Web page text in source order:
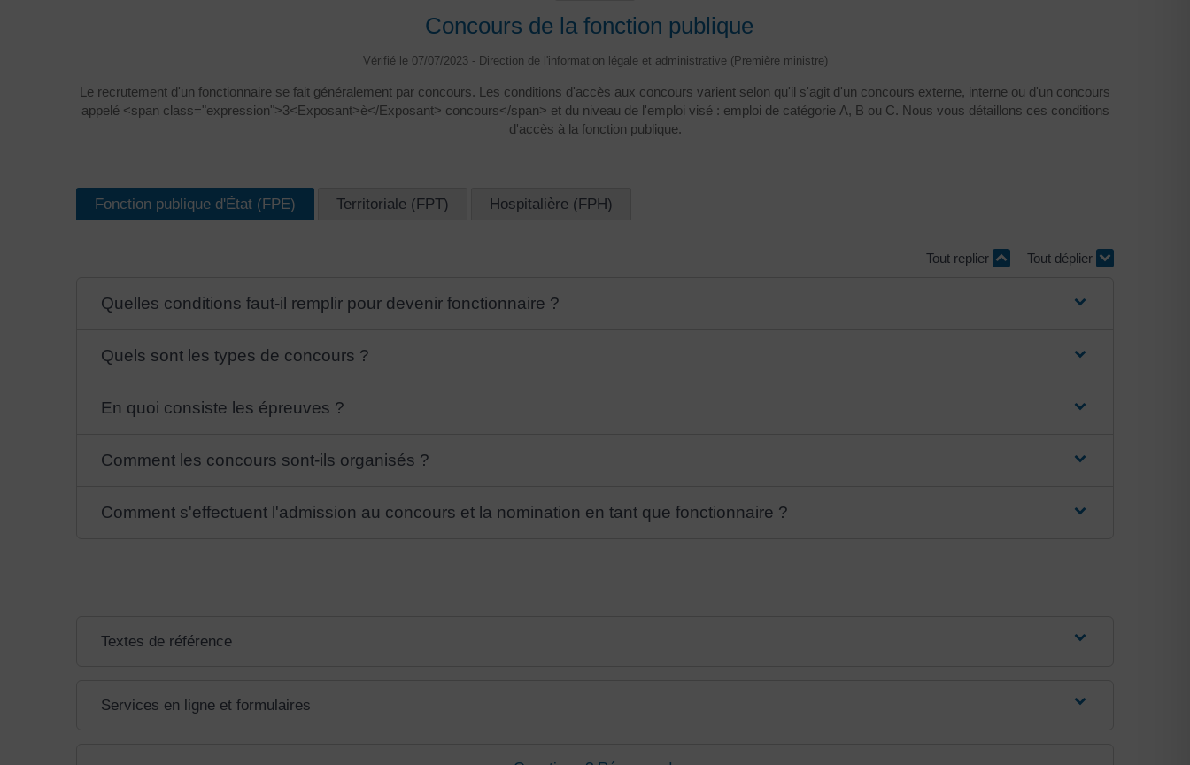
Concours de la fonction publique
Vérifié le 07/07/2023 - Direction de l'information légale et administrative (Première ministre)
Le recrutement d'un fonctionnaire se fait généralement par concours. Les conditions d'accès aux concours varient selon qu'il s'agit d'un concours externe, interne ou d'un concours
appelé <span class="expression">3<Exposant>è</Exposant> concours</span> et du niveau de l'emploi visé : emploi de catégorie A, B ou C. Nous vous détaillons ces conditions
d'accès à la fonction publique.
Fonction publique d'État (FPE) Territoriale (FPT) Hospitalière (FPH)
Tout replier Tout déplier
Quelles conditions faut-il remplir pour devenir fonctionnaire ?
Quels sont les types de concours ?
En quoi consiste les épreuves ?
Comment les concours sont-ils organisés ?
Comment s'effectuent l'admission au concours et la nomination en tant que fonctionnaire ?
Textes de référence
Services en ligne et formulaires